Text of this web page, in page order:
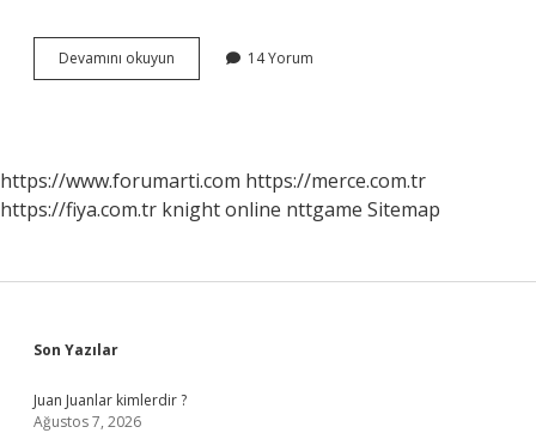
Devamını okuyun
Nedir
14 Yorum
https://www.forumarti.com https://merce.com.tr
https://fiya.com.tr knight online nttgame Sitemap
Sidebar
Son Yazılar
Juan Juanlar kimlerdir ?
Ağustos 7, 2026